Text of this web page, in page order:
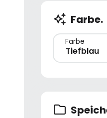
Farbe.
Farbe
Tiefblau